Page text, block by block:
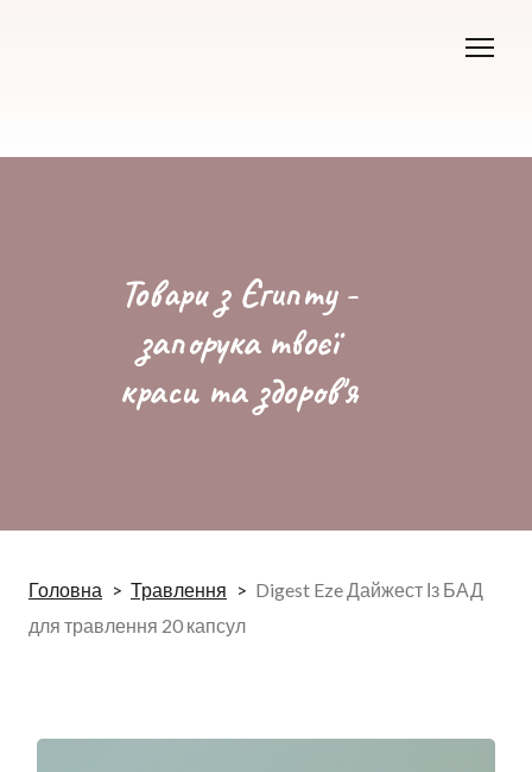
Товари з Єгипту -
запорука твоєї
краси та здоров'я
Головна Травлення
Digest Eze Дайжест Із БАД
для травлення 20 капсул